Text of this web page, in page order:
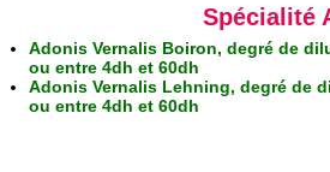
Spécialité
Adonis Vernalis Boiron, degré de
ou entre 4dh et 60dh
Adonis Vernalis Lehning, degré de
ou entre 4dh et 60dh